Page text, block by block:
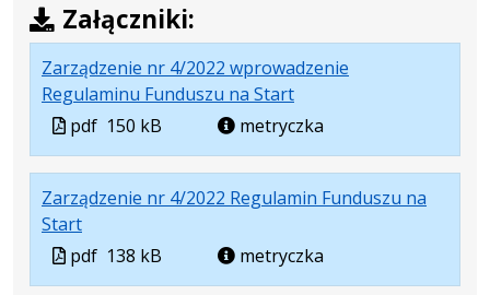
Załączniki:
Zarządzenie nr 4/2022 wprowadzenie
Regulaminu Funduszu na Start.
Plik
formacie:
pdf
.
Rozmiar
150
kB
.
Otwiera
w
nowej
Plik
w
formacie
pdf 150 kB metryczka
Zarządzenie nr 4/2022 Regulamin Funduszu na
Start.
Plik
.
Rozmiar
.
Otwiera
Plik
w
pdf 138 kB metryczka